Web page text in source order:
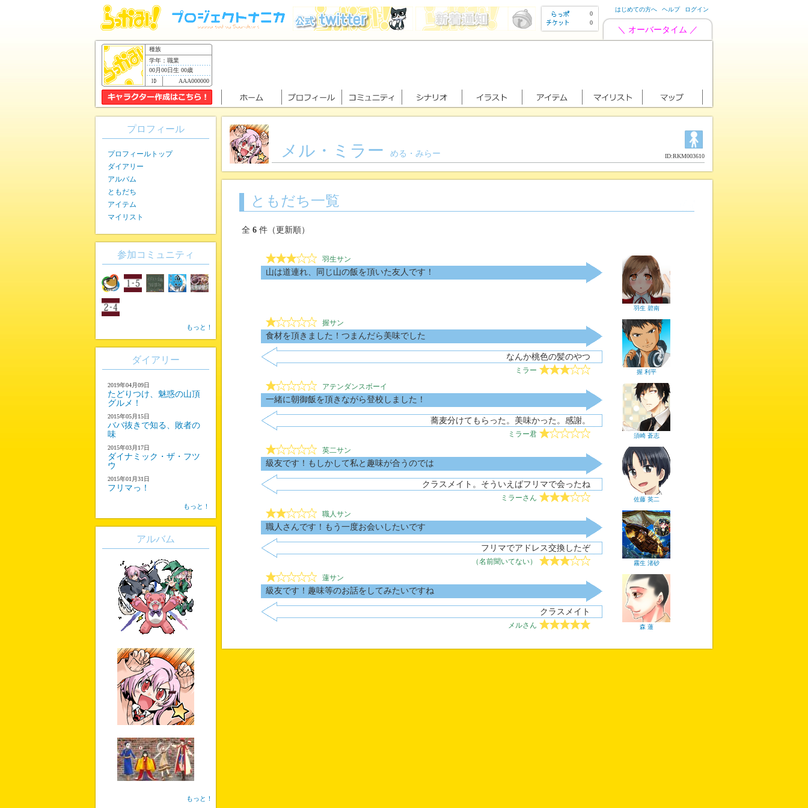
0
0
はじめての方へ ヘルプ ログイン
＼ オーバータイム ／
種族
学年：職業
00月00日生 00歳
AAA000000
メル・ミラー める・みらー ID:RKM003610
ともだち一覧
全 6 件（更新順）
羽生サン
山は道連れ、同じ山の飯を頂いた友人です！
羽生 碧南
握サン
食材を頂きました！つまんだら美味でした
握 利平
なんか桃色の髪のやつ
ミラー
アテンダンスボーイ
一緒に朝御飯を頂きながら登校しました！
須崎 蒼志
蕎麦分けてもらった。美味かった。感謝。
ミラー君
英二サン
級友です！もしかして私と趣味が合うのでは
佐藤 英二
クラスメイト。そういえばフリマで会ったね
ミラーさん
職人サン
職人さんです！もう一度お会いしたいです
霧生 渚砂
フリマでアドレス交換したぞ
（名前聞いてない）
蓮サン
級友です！趣味等のお話をしてみたいですね
森 蓮
クラスメイト
メルさん
プロフィール
プロフィールトップ
ダイアリー
アルバム
ともだち
アイテム
マイリスト
参加コミュニティ
もっと！
ダイアリー
2019年04月09日
たどりつけ、魅惑の山頂
グルメ！
2015年05月15日
ババ抜きで知る、敗者の
味
2015年03月17日
ダイナミック・ザ・フツ
ウ
2015年01月31日
フリマっ！
もっと！
アルバム
もっと！